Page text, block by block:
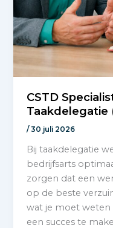
CSTD
Taakdelegatie
/30 juli 2026
Bij taakdelegatie
bedrijfsarts
zorgen dat een
op de beste
wat je moet
een succes te